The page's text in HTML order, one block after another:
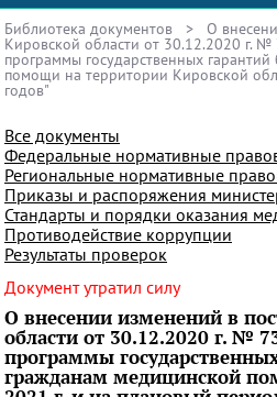
Библиотека документов > О
Кировской области от 30.12.2020 г.
программы государственных
помощи на территории Кировской
годов"
Все документы
Федеральные нормативные
Региональные нормативные
Приказы и распоряжения
Стандарты и порядки оказания
Противодействие коррупции
Результаты проверок
Документ утратил силу
О внесении изменений в
области от 30.12.2020 г. №
программы
гражданам медицинской